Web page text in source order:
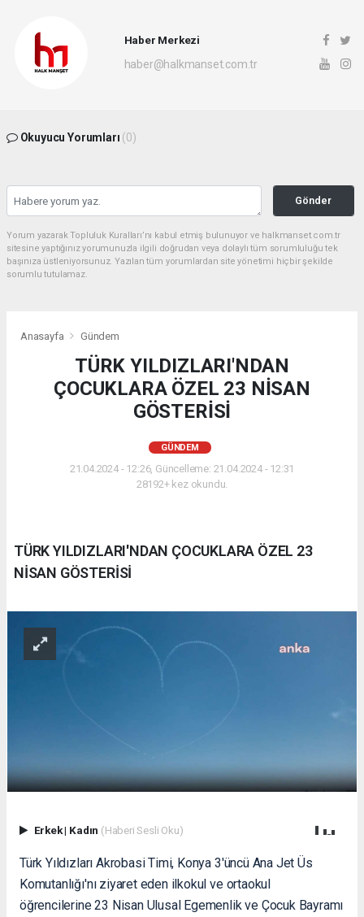
Haber Merkezi
haber@halkmanset.com.tr
Okuyucu Yorumları (0)
Gönder
Yorum yazarak Topluluk Kuralları’nı kabul etmiş bulunuyor ve halkmanset.com.tr
sitesine yaptığınız yorumunuzla ilgili doğrudan veya dolaylı tüm sorumluluğu tek
başınıza üstleniyorsunuz. Yazılan tüm yorumlardan site yönetimi hiçbir şekilde
sorumlu tutulamaz.
Anasayfa Gündem
TÜRK YILDIZLARI'NDAN
ÇOCUKLARA ÖZEL 23 NİSAN
GÖSTERİSİ
GÜNDEM
21.04.2024 - 12:26, Güncelleme: 21.04.2024 - 12:31
28192+ kez okundu.
TÜRK YILDIZLARI'NDAN ÇOCUKLARA ÖZEL 23
NİSAN GÖSTERİSİ
Erkek| Kadın (Haberi Sesli Oku)
Türk Yıldızları Akrobasi Timi, Konya 3'üncü Ana Jet Üs
Komutanlığı'nı ziyaret eden ilkokul ve ortaokul
öğrencilerine 23 Nisan Ulusal Egemenlik ve Çocuk Bayramı